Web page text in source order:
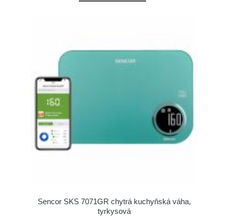
Sencor SKS 7071GR chytrá kuchyňská váha,
tyrkysová